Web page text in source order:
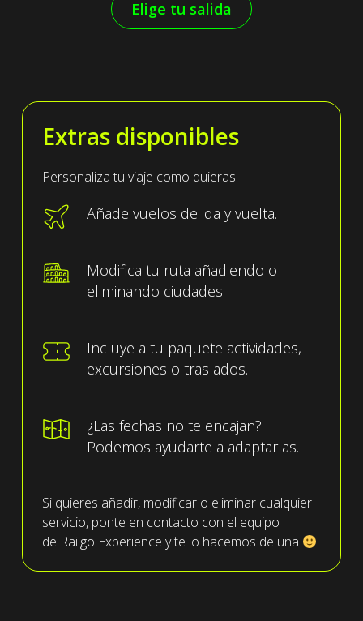
Elige tu salida
Extras disponibles
Personaliza tu viaje como quieras:
Añade vuelos de ida y vuelta.
Modifica tu ruta añadiendo o
eliminando ciudades.
Incluye a tu paquete actividades,
excursiones o traslados.
¿Las fechas no te encajan?
Podemos ayudarte a adaptarlas.
Si quieres añadir, modificar o eliminar cualquier
servicio, ponte en contacto con el equipo
de Railgo Experience y te lo hacemos de una